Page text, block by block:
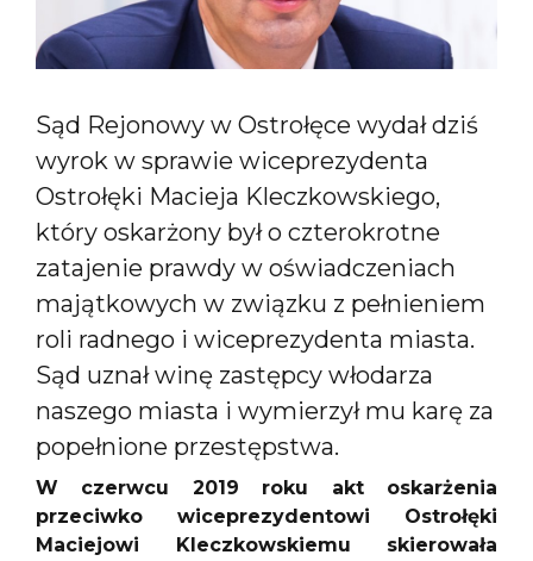
Sąd Rejonowy w Ostrołęce wydał dziś
wyrok w sprawie wiceprezydenta
Ostrołęki Macieja Kleczkowskiego,
który oskarżony był o czterokrotne
zatajenie prawdy w oświadczeniach
majątkowych w związku z pełnieniem
roli radnego i wiceprezydenta miasta.
Sąd uznał winę zastępcy włodarza
naszego miasta i wymierzył mu karę za
popełnione przestępstwa.
W czerwcu 2019 roku akt oskarżenia
przeciwko wiceprezydentowi Ostrołęki
Maciejowi Kleczkowskiemu skierowała